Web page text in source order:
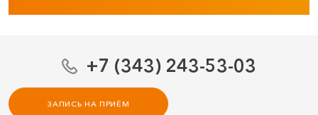
+7 (343) 243-53-03
ЗАПИСЬ НА ПРИЁМ